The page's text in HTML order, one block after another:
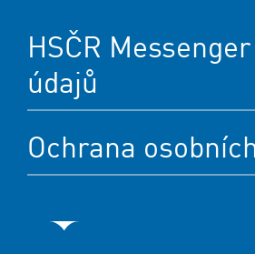
HSČR
údajů
Ochrana